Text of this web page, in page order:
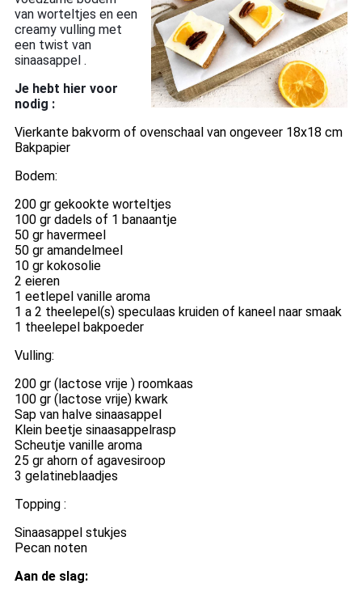
van worteltjes en een
creamy vulling met
een twist van
sinaasappel .
Je hebt hier voor
nodig :
Vierkante bakvorm of ovenschaal van ongeveer 18x18 cm
Bakpapier
Bodem:
200 gr gekookte worteltjes
100 gr dadels of 1 banaantje
50 gr havermeel
50 gr amandelmeel
10 gr kokosolie
2 eieren
1 eetlepel vanille aroma
1 a 2 theelepel(s) speculaas kruiden of kaneel naar smaak
1 theelepel bakpoeder
Vulling:
200 gr (lactose vrije ) roomkaas
100 gr (lactose vrije) kwark
Sap van halve sinaasappel
Klein beetje sinaasappelrasp
Scheutje vanille aroma
25 gr ahorn of agavesiroop
3 gelatineblaadjes
Topping :
Sinaasappel stukjes
Pecan noten
Aan de slag: